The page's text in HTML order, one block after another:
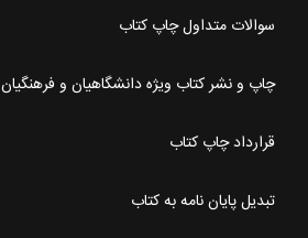
سوالات متداول چاپ کتاب
چاپ و نشر کتاب ویژه دانشگاهیان و فرهنگیان
قرارداد چاپ کتاب
تبدیل پایان نامه به کتاب